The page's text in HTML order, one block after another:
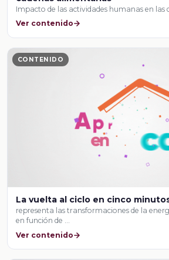
Impacto de las actividades humanas en las
Ver contenido
CONTENIDO
La vuelta al ciclo en cinco
representa las transformaciones de la
en función de …
Ver contenido